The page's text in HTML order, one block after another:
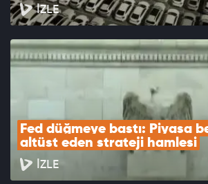
İZLE
Fed düğmeye bastı: Piyasa
altüst eden strateji hamlesi
İZLE